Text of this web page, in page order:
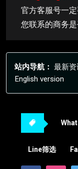
官方客服号一
您联系的商务是
站内导航： 最新
English version
Line筛选